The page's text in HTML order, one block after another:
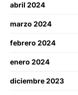
abril 2024
marzo 2024
febrero 2024
enero 2024
diciembre 2023